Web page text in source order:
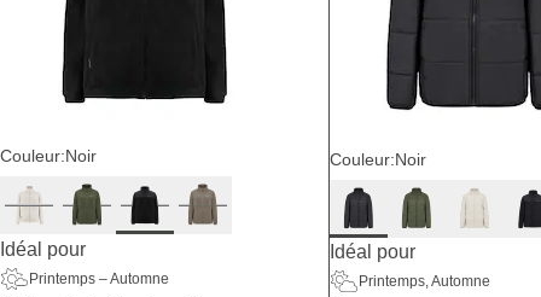
Couleur:Noir
Idéal pour
Printemps – Automne
Couleur:Noir
Idéal pour
Printemps, Automne